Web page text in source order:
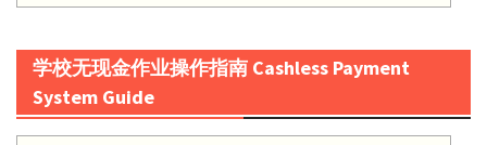
学校无现金作业操作指南 Cashless Payment
System Guide